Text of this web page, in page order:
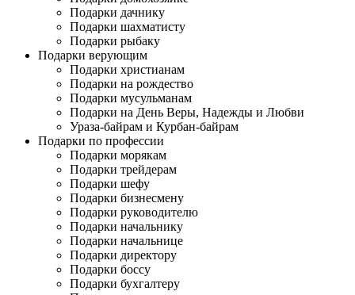
Подарки дачнику
Подарки шахматисту
Подарки рыбаку
Подарки верующим
Подарки христианам
Подарки на рождество
Подарки мусульманам
Подарки на День Веры, Надежды и Любви
Ураза-байрам и Курбан-байрам
Подарки по профессии
Подарки морякам
Подарки трейдерам
Подарки шефу
Подарки бизнесмену
Подарки руководителю
Подарки начальнику
Подарки начальнице
Подарки директору
Подарки боссу
Подарки бухгалтеру